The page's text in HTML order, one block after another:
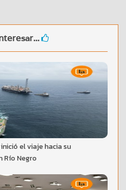
el viaje hacia su
Río Negro